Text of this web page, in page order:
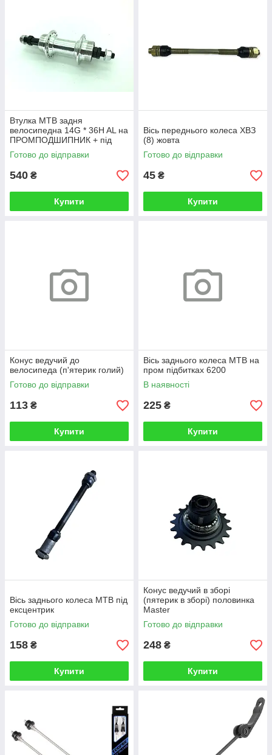
Втулка МТВ задня
велосипедна 14G * 36H AL на
ПРОМПОДШИПНИК + під
диск, сіра
Готово до відправки
540 ₴
Купити
Вісь переднього колеса ХВЗ
(8) жовта
Готово до відправки
45 ₴
Купити
Конус ведучий до
велосипеда (п'ятерик голий)
Готово до відправки
113 ₴
Купити
Вісь заднього колеса МТВ на
пром підбитках 6200
В наявності
225 ₴
Купити
Вісь заднього колеса МТВ під
ексцентрик
Готово до відправки
158 ₴
Купити
Конус ведучий в зборі
(пятерик в зборі) половинка
Master
Готово до відправки
248 ₴
Купити